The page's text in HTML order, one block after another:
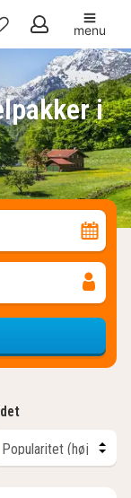
Mine
favoritter
menu
i